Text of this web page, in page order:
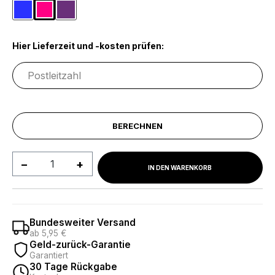
BlauDunkelrosa
Lila
Hier Lieferzeit und -kosten prüfen:
BERECHNEN
Produkt Anzahl: Gib denIN DEN WARENKORB
Bundesweiter Versand
ab 5,95 €
Geld-zurück-Garantie
Garantiert
30 Tage Rückgabe